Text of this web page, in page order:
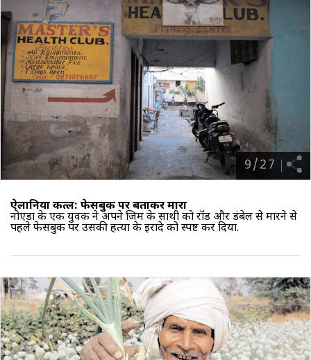
9/27
ऐलानिया कत्ल: फेसबुक पर बताकर मारा
नोएडा के एक युवक ने अपने जिम के साथी को रॉड और डंबेल से मारने से
पहले फेसबुक पर उसकी हत्या के इरादे को स्पष्ट कर दिया.